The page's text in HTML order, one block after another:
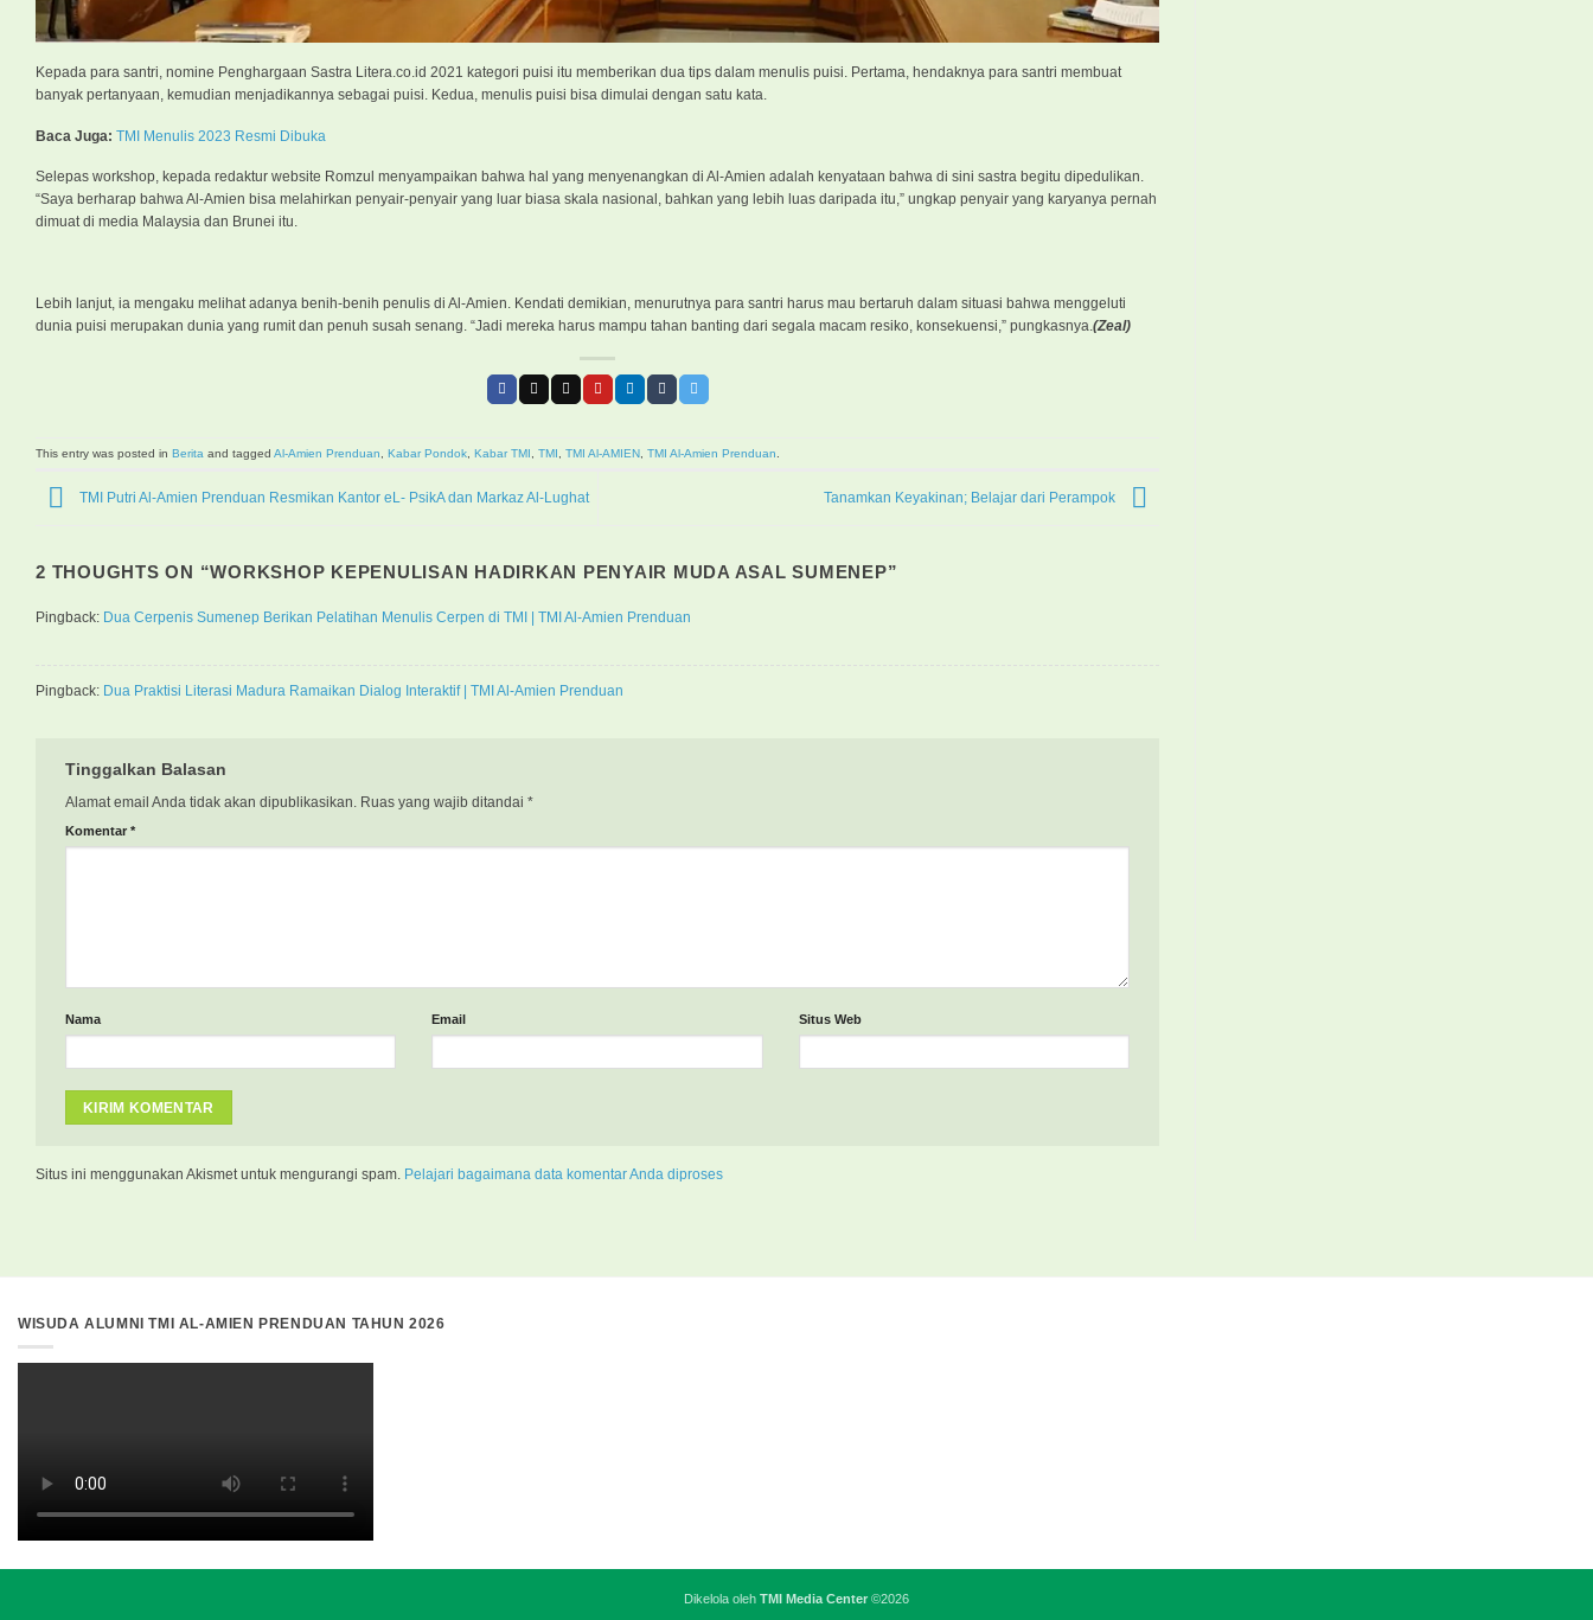
Kepada para santri, nomine Penghargaan Sastra Litera.co.id 2021 kategori puisi itu memberikan dua tips dalam menulis puisi. Pertama, hendaknya para santri membuat
banyak pertanyaan, kemudian menjadikannya sebagai puisi. Kedua, menulis puisi bisa dimulai dengan satu kata.
Baca Juga: TMI Menulis 2023 Resmi Dibuka
Selepas workshop, kepada redaktur website Romzul menyampaikan bahwa hal yang menyenangkan di Al-Amien adalah kenyataan bahwa di sini sastra begitu dipedulikan.
“Saya berharap bahwa Al-Amien bisa melahirkan penyair-penyair yang luar biasa skala nasional, bahkan yang lebih luas daripada itu,” ungkap penyair yang karyanya pernah
dimuat di media Malaysia dan Brunei itu.
Lebih lanjut, ia mengaku melihat adanya benih-benih penulis di Al-Amien. Kendati demikian, menurutnya para santri harus mau bertaruh dalam situasi bahwa menggeluti
dunia puisi merupakan dunia yang rumit dan penuh susah senang. “Jadi mereka harus mampu tahan banting dari segala macam resiko, konsekuensi,” pungkasnya.(Zeal)
This entry was posted in Berita and tagged Al-Amien Prenduan Kabar Pondok Kabar TMI TMI TMI Al-AMIEN TMI Al-Amien Prenduan
TMI Putri Al-Amien Prenduan Resmikan Kantor eL- PsikA dan Markaz Al-Lughat Tanamkan Keyakinan; Belajar dari Perampok
2 THOUGHTS ON “WORKSHOP KEPENULISAN HADIRKAN PENYAIR MUDA ASAL SUMENEP”
Pingback: Dua Cerpenis Sumenep Berikan Pelatihan Menulis Cerpen di TMI | TMI Al-Amien Prenduan
Pingback: Dua Praktisi Literasi Madura Ramaikan Dialog Interaktif | TMI Al-Amien Prenduan
Tinggalkan Balasan
Alamat email Anda tidak akan dipublikasikan. Ruas yang wajib ditandai *
Komentar *
Nama Email Situs Web
Situs ini menggunakan Akismet untuk mengurangi spam. Pelajari bagaimana data komentar Anda diproses
WISUDA ALUMNI TMI AL-AMIEN PRENDUAN TAHUN 2026
Dikelola oleh TMI Media Center ©2026